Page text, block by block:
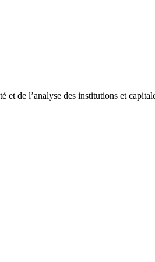
de l’analyse des institutions et